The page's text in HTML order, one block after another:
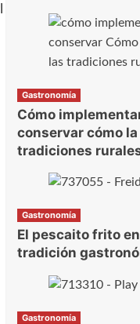
Gastronomía
Cómo
conservar cómo
tradiciones
Gastronomía
El pescaito frito
tradición
Gastronomía